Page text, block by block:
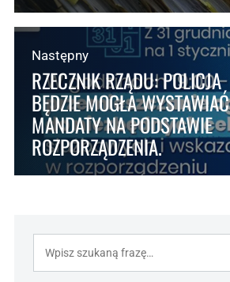
Następny
RZECZNIK RZĄDU: POLICJA
BĘDZIE MOGŁA WYSTAWIAĆ
MANDATY NA PODSTAWIE
ROZPORZĄDZENIA.